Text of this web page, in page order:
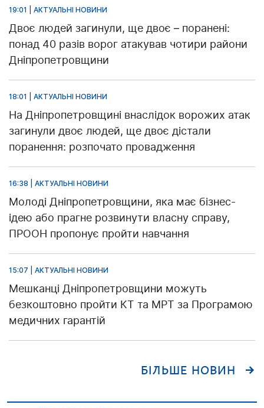
19:01 | АКТУАЛЬНІ НОВИНИ
Двоє людей загинули, ще двоє – поранені:
понад 40 разів ворог атакував чотири райони
Дніпропетровщини
18:01 | АКТУАЛЬНІ НОВИНИ
На Дніпропетровщині внаслідок ворожих атак
загинули двоє людей, ще двоє дістали
поранення: розпочато провадження
16:38 | АКТУАЛЬНІ НОВИНИ
Молоді Дніпропетровщини, яка має бізнес-
ідею або прагне розвинути власну справу,
ПРООН пропонує пройти навчання
15:07 | АКТУАЛЬНІ НОВИНИ
Мешканці Дніпропетровщини можуть
безкоштовно пройти КТ та МРТ за Програмою
медичних гарантій
БІЛЬШЕ НОВИН